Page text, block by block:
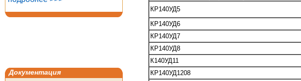
Документация
КР140УД5
КР140УД6
КР140УД7
КР140УД8
К140УД11
КР140УД1208